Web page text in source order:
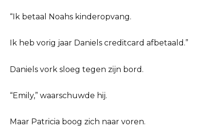
“Ik betaal Noahs kinderopvang.
Ik heb vorig jaar Daniels creditcard afbetaald.”
Daniels vork sloeg tegen zijn bord.
“Emily,” waarschuwde hij.
Maar Patricia boog zich naar voren.